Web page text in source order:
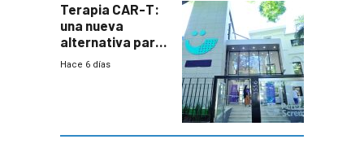
Terapia CAR-T:
una nueva
alternativa para
niños y
Hace 6 días